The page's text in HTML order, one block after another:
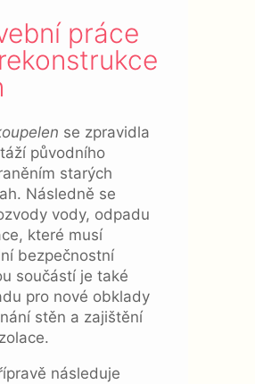
práce
se zpravidla
původního
starých
Následně se
vody, odpadu
které musí
bezpečnostní
součástí je také
pro nové obklady
stěn a zajištění
následuje